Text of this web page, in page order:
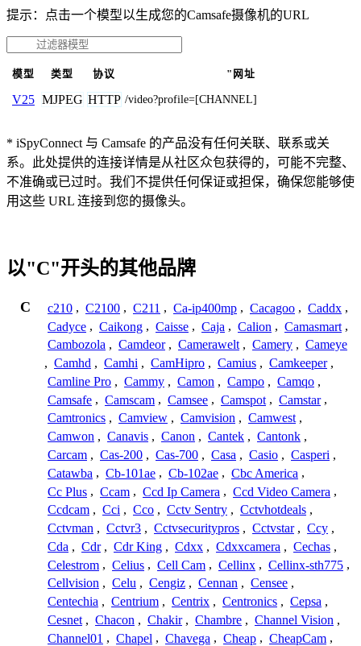
提示：点击一个模型以生成您的Camsafe摄像机的URL
模型 类型 协议 "网址
V25 MJPEG HTTP /video?profile=[CHANNEL]
* iSpyConnect 与 Camsafe 的产品没有任何关联、联系或关
系。此处提供的连接详情是从社区众包获得的，可能不完整、
不准确或已过时。我们不提供任何保证或担保，确保您能够使
用这些 URL 连接到您的摄像头。
以"C"开头的其他品牌
C c210 , C2100 , C211 , Ca-ip400mp , Cacagoo , Caddx ,
Cadyce , Caikong , Caisse , Caja , Calion , Camasmart ,
Cambozola , Camdeor , Camerawelt , Camery , Cameye
, Camhd , Camhi , CamHipro , Camius , Camkeeper ,
Camline Pro , Cammy , Camon , Campo , Camqo ,
Camsafe , Camscam , Camsee , Camspot , Camstar ,
Camtronics , Camview , Camvision , Camwest ,
Camwon , Canavis , Canon , Cantek , Cantonk ,
Carcam , Cas-200 , Cas-700 , Casa , Casio , Casperi ,
Catawba , Cb-101ae , Cb-102ae , Cbc America ,
Cc Plus , Ccam , Ccd Ip Camera , Ccd Video Camera ,
Ccdcam , Cci , Cco , Cctv Sentry , Cctvhotdeals ,
Cctvman , Cctvr3 , Cctvsecuritypros , Cctvstar , Ccy ,
Cda , Cdr , Cdr King , Cdxx , Cdxxcamera , Cechas ,
Celestrom , Celius , Cell Cam , Cellinx , Cellinx-sth775 ,
Cellvision , Celu , Cengiz , Cennan , Censee ,
Centechia , Centrium , Centrix , Centronics , Cepsa ,
Cesnet , Chacon , Chakir , Chambre , Channel Vision ,
Channel01 , Chapel , Chavega , Cheap , CheapCam ,